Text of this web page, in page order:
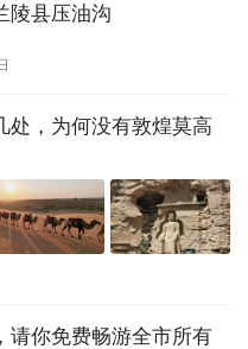
陵县压油沟
处，为何没有敦煌莫高
请你免费畅游全市所有